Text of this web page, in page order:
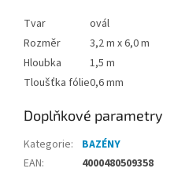
Tvar
ovál
Rozměr
3,2 m x 6,0 m
Hloubka
1,5 m
Tloušťka fólie0,6 mm
Doplňkové parametry
Kategorie:
BAZÉNY
EAN:
4000480509358